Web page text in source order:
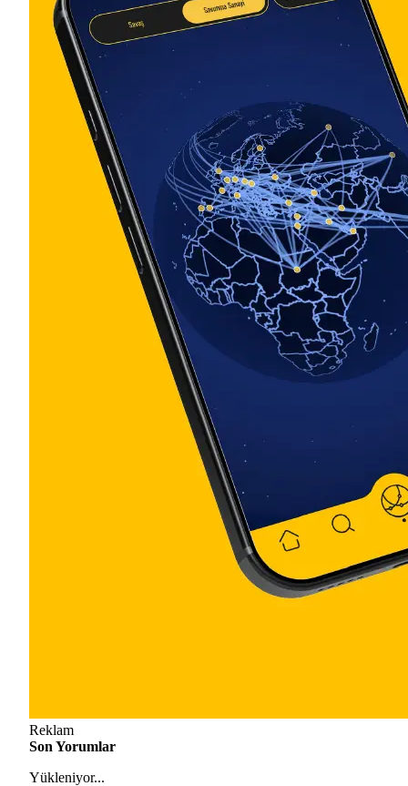
Reklam
Son Yorumlar
Yükleniyor...